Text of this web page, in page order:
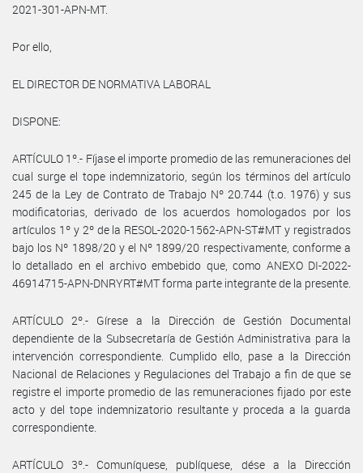
2021-301-APN-MT.
Por ello,
EL DIRECTOR DE NORMATIVA LABORAL
DISPONE:
ARTÍCULO 1º.- Fíjase el importe promedio de las remuneraciones del
cual surge el tope indemnizatorio, según los términos del artículo
245 de la Ley de Contrato de Trabajo Nº 20.744 (t.o. 1976) y sus
modificatorias, derivado de los acuerdos homologados por los
artículos 1º y 2º de la RESOL-2020-1562-APN-ST#MT y registrados
bajo los Nº 1898/20 y el Nº 1899/20 respectivamente, conforme a
lo detallado en el archivo embebido que, como ANEXO DI-2022-
46914715-APN-DNRYRT#MT forma parte integrante de la presente.
ARTÍCULO 2º.- Gírese a la Dirección de Gestión Documental
dependiente de la Subsecretaría de Gestión Administrativa para la
intervención correspondiente. Cumplido ello, pase a la Dirección
Nacional de Relaciones y Regulaciones del Trabajo a fin de que se
registre el importe promedio de las remuneraciones fijado por este
acto y del tope indemnizatorio resultante y proceda a la guarda
correspondiente.
ARTÍCULO 3º.- Comuníquese, publíquese, dése a la Dirección